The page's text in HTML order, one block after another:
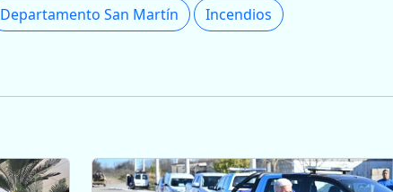
Departamento San Martín Incendios